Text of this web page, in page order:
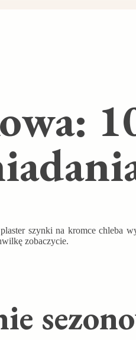
szynki na kromce chleba
zobaczycie.